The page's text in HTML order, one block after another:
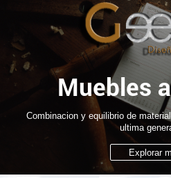
Muebles
Combinacion y equilibrio de
ultima
Explorar